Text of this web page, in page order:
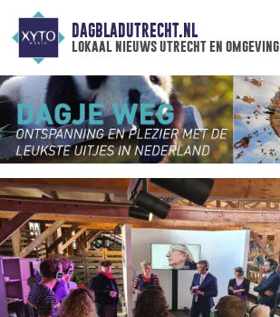
DAGBLADUTRECHT.NL
lokaal nieuws utrecht en omgeving